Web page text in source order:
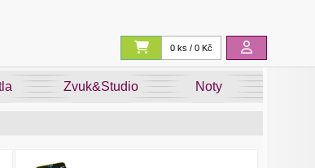
0 ks / 0 Kč
Zvuk&Studio Noty